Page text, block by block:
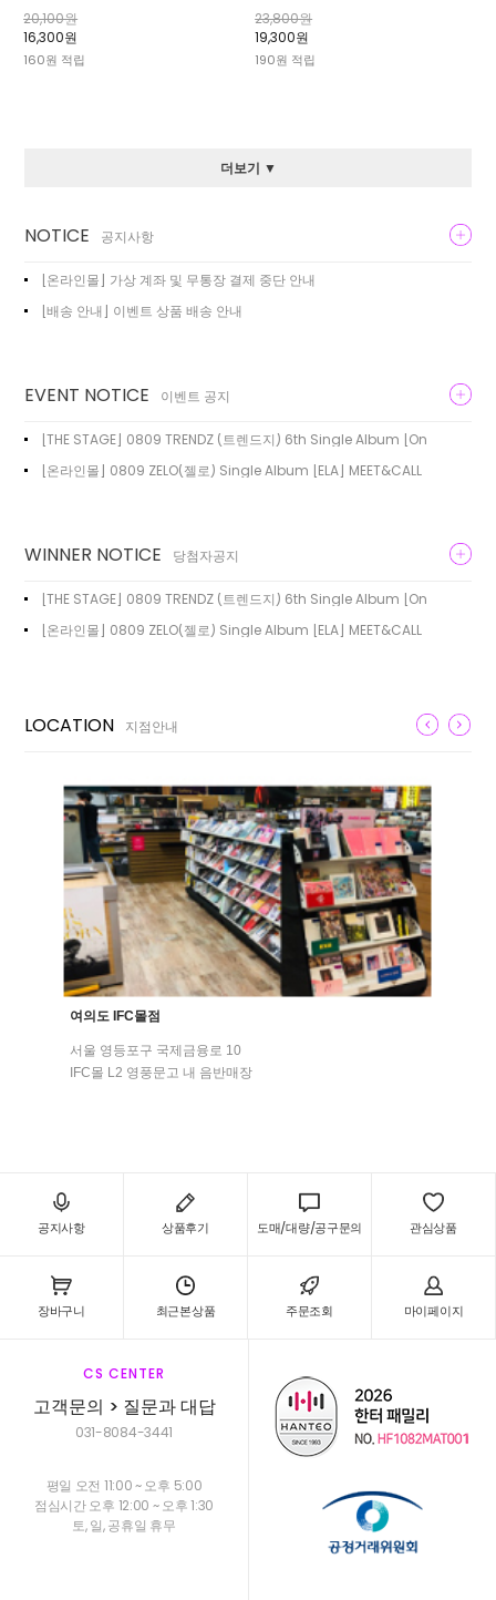
20,100원
16,300원
160원 적립
23,800원
19,300원
190원 적립
더보기 ▼
NOTICE 공지사항
[온라인몰] 가상 계좌 및 무통장 결제 중단 안내
[배송 안내] 이벤트 상품 배송 안내
EVENT NOTICE 이벤트 공지
[THE STAGE] 0809 TRENDZ (트렌드지) 6th Single Album [On
[온라인몰] 0809 ZELO(젤로) Single Album [ELA] MEET&CALL
WINNER NOTICE 당첨자공지
[THE STAGE] 0809 TRENDZ (트렌드지) 6th Single Album [On
[온라인몰] 0809 ZELO(젤로) Single Album [ELA] MEET&CALL
LOCATION 지점안내
여의도 IFC몰점
서울 영등포구 국제금융로 10
IFC몰 L2 영풍문고 내 음반매장
공지사항 상품후기 도매/대량/공구문의 관심상품
장바구니 최근본상품 주문조회 마이페이지
CS CENTER
고객문의 > 질문과 대답
031-8084-3441
평일 오전 11:00 ~ 오후 5:00
점심시간 오후 12:00 ~ 오후 1:30
토, 일, 공휴일 휴무